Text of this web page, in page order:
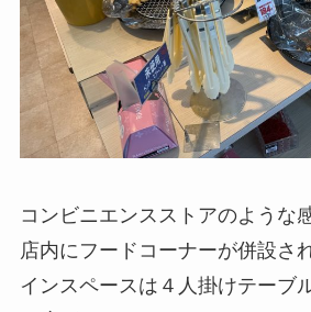
コンビニエンスストアのような
店内にフードコーナーが併設さ
インスペースは４人掛けテーブ